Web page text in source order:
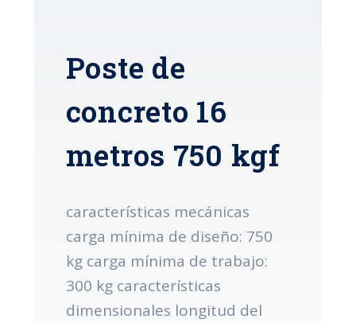
Poste de
concreto 16
metros 750 kgf
características mecánicas
carga mínima de diseño: 750
kg carga mínima de trabajo:
300 kg características
dimensionales longitud del